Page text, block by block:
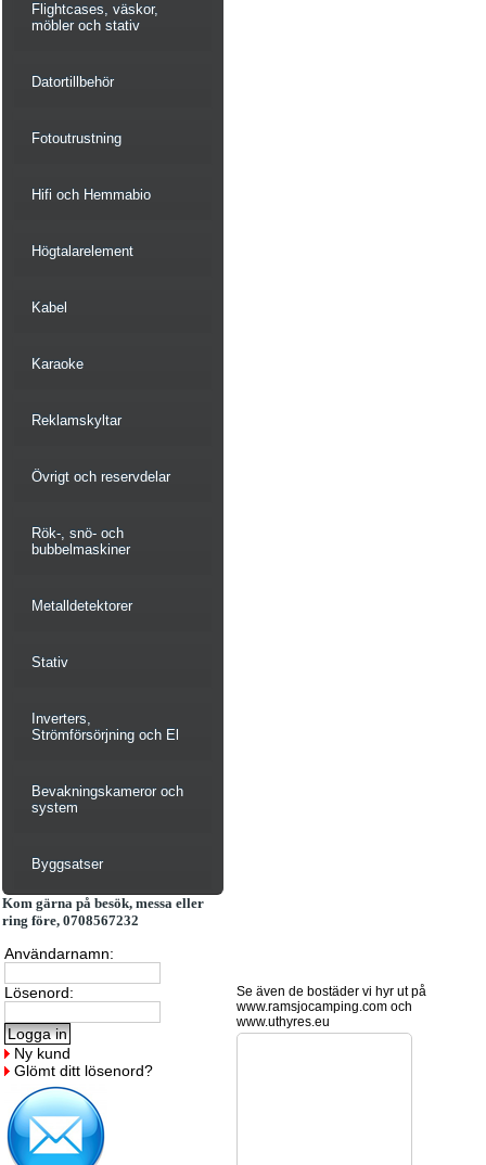
Flightcases, väskor,
möbler och stativ
Datortillbehör
Fotoutrustning
Hifi och Hemmabio
Högtalarelement
Kabel
Karaoke
Reklamskyltar
Övrigt och reservdelar
Rök-, snö- och
bubbelmaskiner
Metalldetektorer
Stativ
Inverters,
Strömförsörjning och El
Bevakningskameror och
system
Byggsatser
Kom gärna på besök, messa eller
ring före, 0708567232
Användarnamn:
Lösenord:
Ny kund
Glömt ditt lösenord?
Se även de bostäder vi hyr ut på
www.ramsjocamping.com och
www.uthyres.eu